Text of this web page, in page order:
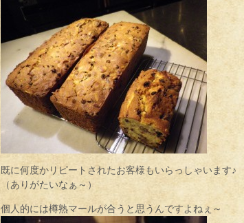
既に何度かリピートされたお客様もいらっしゃいます♪
（ありがたいなぁ～）
個人的には樽熟マールが合うと思うんですよねぇ～